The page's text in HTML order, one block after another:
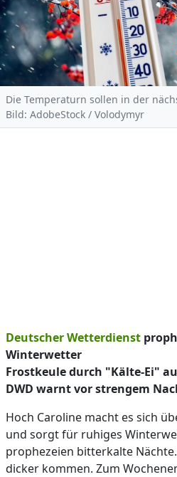
Die Temperaturn sollen in der
Bild: AdobeStock / Volodymyr
Deutscher Wetterdienst
Winterwetter
Frostkeule durch "Kälte-Ei"
DWD warnt vor strengem
Hoch Caroline macht es sich
und sorgt für ruhiges
prophezeien bitterkalte
dicker kommen. Zum